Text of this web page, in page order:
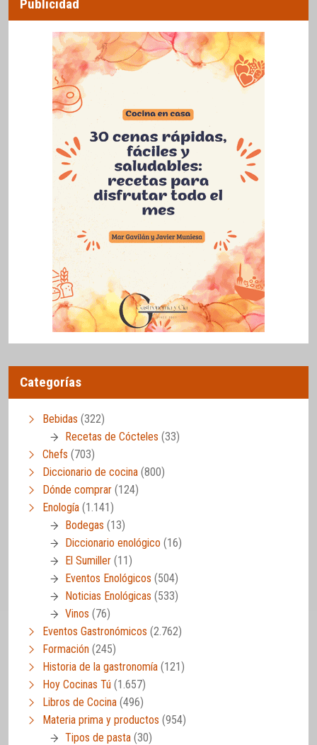
Publicidad
Categorías
Bebidas (322)
Recetas de Cócteles (33)
Chefs (703)
Diccionario de cocina (800)
Dónde comprar (124)
Enología (1.141)
Bodegas (13)
Diccionario enológico (16)
El Sumiller (11)
Eventos Enológicos (504)
Noticias Enológicas (533)
Vinos (76)
Eventos Gastronómicos (2.762)
Formación (245)
Historia de la gastronomía (121)
Hoy Cocinas Tú (1.657)
Libros de Cocina (496)
Materia prima y productos (954)
Tipos de pasta (30)